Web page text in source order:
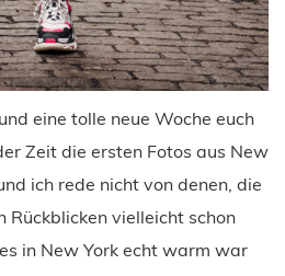
eine tolle neue Woche euch
Zeit die ersten Fotos aus New
ich rede nicht von denen, die
Rückblicken vielleicht schon
in New York echt warm war